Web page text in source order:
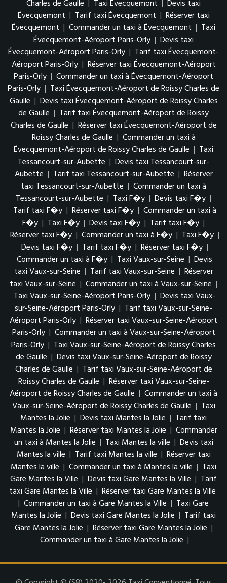
Charles de Gaulle | Taxi Évecquemont | Devis taxi
Évecquemont | Tarif taxi Évecquemont | Réserver taxi
Évecquemont | Commander un taxi à Évecquemont | Taxi
Évecquemont-Aéroport Paris-Orly | Devis taxi
Évecquemont-Aéroport Paris-Orly | Tarif taxi Évecquemont-
Aéroport Paris-Orly | Réserver taxi Évecquemont-Aéroport
Paris-Orly | Commander un taxi à Évecquemont-Aéroport
Paris-Orly | Taxi Évecquemont-Aéroport de Roissy Charles de
Gaulle | Devis taxi Évecquemont-Aéroport de Roissy Charles
de Gaulle | Tarif taxi Évecquemont-Aéroport de Roissy
Charles de Gaulle | Réserver taxi Évecquemont-Aéroport de
Roissy Charles de Gaulle | Commander un taxi à
Évecquemont-Aéroport de Roissy Charles de Gaulle | Taxi
Tessancourt-sur-Aubette | Devis taxi Tessancourt-sur-
Aubette | Tarif taxi Tessancourt-sur-Aubette | Réserver
taxi Tessancourt-sur-Aubette | Commander un taxi à
Tessancourt-sur-Aubette | Taxi F�y | Devis taxi F�y |
Tarif taxi F�y | Réserver taxi F�y | Commander un taxi à
F�y | Taxi F�y | Devis taxi F�y | Tarif taxi F�y |
Réserver taxi F�y | Commander un taxi à F�y | Taxi F�y |
Devis taxi F�y | Tarif taxi F�y | Réserver taxi F�y |
Commander un taxi à F�y | Taxi Vaux-sur-Seine | Devis
taxi Vaux-sur-Seine | Tarif taxi Vaux-sur-Seine | Réserver
taxi Vaux-sur-Seine | Commander un taxi à Vaux-sur-Seine |
Taxi Vaux-sur-Seine-Aéroport Paris-Orly | Devis taxi Vaux-
sur-Seine-Aéroport Paris-Orly | Tarif taxi Vaux-sur-Seine-
Aéroport Paris-Orly | Réserver taxi Vaux-sur-Seine-Aéroport
Paris-Orly | Commander un taxi à Vaux-sur-Seine-Aéroport
Paris-Orly | Taxi Vaux-sur-Seine-Aéroport de Roissy Charles
de Gaulle | Devis taxi Vaux-sur-Seine-Aéroport de Roissy
Charles de Gaulle | Tarif taxi Vaux-sur-Seine-Aéroport de
Roissy Charles de Gaulle | Réserver taxi Vaux-sur-Seine-
Aéroport de Roissy Charles de Gaulle | Commander un taxi à
Vaux-sur-Seine-Aéroport de Roissy Charles de Gaulle | Taxi
Mantes la Jolie | Devis taxi Mantes la Jolie | Tarif taxi
Mantes la Jolie | Réserver taxi Mantes la Jolie | Commander
un taxi à Mantes la Jolie | Taxi Mantes la ville | Devis taxi
Mantes la ville | Tarif taxi Mantes la ville | Réserver taxi
Mantes la ville | Commander un taxi à Mantes la ville | Taxi
Gare Mantes la Ville | Devis taxi Gare Mantes la Ville | Tarif
taxi Gare Mantes la Ville | Réserver taxi Gare Mantes la Ville
| Commander un taxi à Gare Mantes la Ville | Taxi Gare
Mantes la Jolie | Devis taxi Gare Mantes la Jolie | Tarif taxi
Gare Mantes la Jolie | Réserver taxi Gare Mantes la Jolie |
Commander un taxi à Gare Mantes la Jolie |